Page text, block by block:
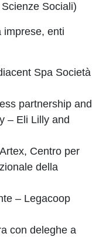
Sociali)
imprese, enti
Spa Società
partnership and
– Eli Lilly and
Centro per
della
– Legacoop
con deleghe a